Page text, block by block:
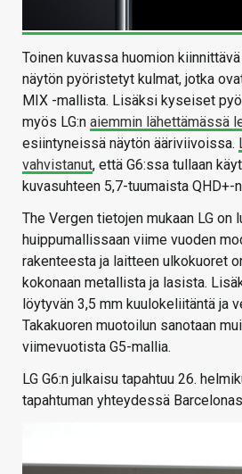
Toinen kuvassa huomion
näytön pyöristetyt kulmat, jotka
MIX -mallista. Lisäksi kyseiset
myös LG:n aiemmin lähettämässä
esiintyneissä näytön ääriviivoissa.
vahvistanut, että G6:ssa tullaan
kuvasuhteen 5,7-tuumaista QHD+-
The Vergen tietojen mukaan LG on
huippumallissaan viime vuoden
rakenteesta ja laitteen ulkokuoret
kokonaan metallista ja lasista.
löytyvän 3,5 mm kuulokeliitäntä ja
Takakuoren muotoilun sanotaan
viimevuotista G5-mallia.
LG G6:n julkaisu tapahtuu 26.
tapahtuman yhteydessä